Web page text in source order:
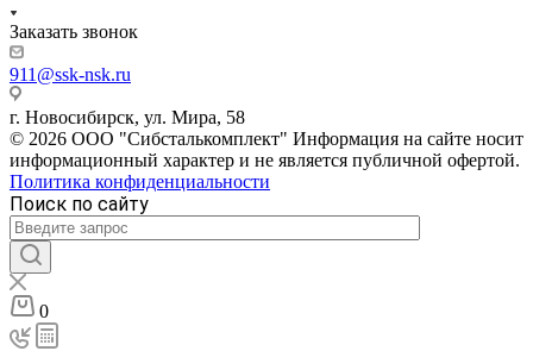
Заказать звонок
911@ssk-nsk.ru
г. Новосибирск, ул. Мира, 58
© 2026 ООО "Сибсталькомплект" Информация на сайте носит
информационный характер и не является публичной офертой.
Политика конфиденциальности
Поиск по сайту
0